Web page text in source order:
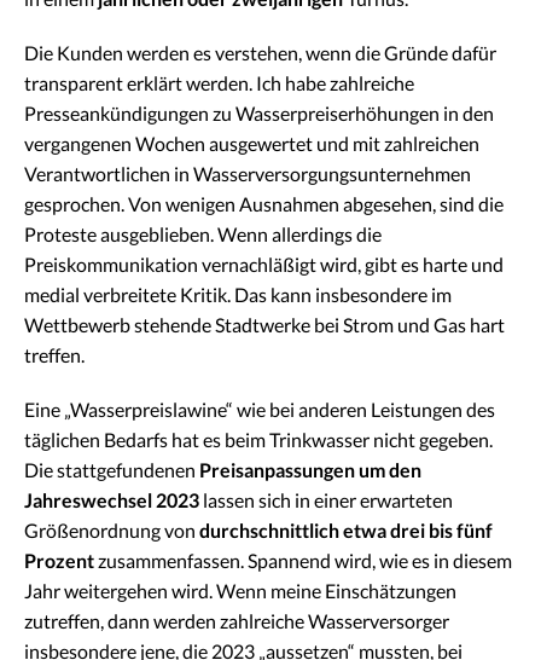
Die Kunden werden es verstehen, wenn die Gründe dafür
transparent erklärt werden. Ich habe zahlreiche
Presseankündigungen zu Wasserpreiserhöhungen in den
vergangenen Wochen ausgewertet und mit zahlreichen
Verantwortlichen in Wasserversorgungsunternehmen
gesprochen. Von wenigen Ausnahmen abgesehen, sind die
Proteste ausgeblieben. Wenn allerdings die
Preiskommunikation vernachläßigt wird, gibt es harte und
medial verbreitete Kritik. Das kann insbesondere im
Wettbewerb stehende Stadtwerke bei Strom und Gas hart
treffen.
Eine „Wasserpreislawine“ wie bei anderen Leistungen des
täglichen Bedarfs hat es beim Trinkwasser nicht gegeben.
Die stattgefundenen Preisanpassungen um den
Jahreswechsel 2023 lassen sich in einer erwarteten
Größenordnung von durchschnittlich etwa drei bis fünf
Prozentzusammenfassen. Spannend wird, wie es in diesem
Jahr weitergehen wird. Wenn meine Einschätzungen
zutreffen, dann werden zahlreiche Wasserversorger
insbesondere jene, die 2023 „aussetzen“ mussten, bei